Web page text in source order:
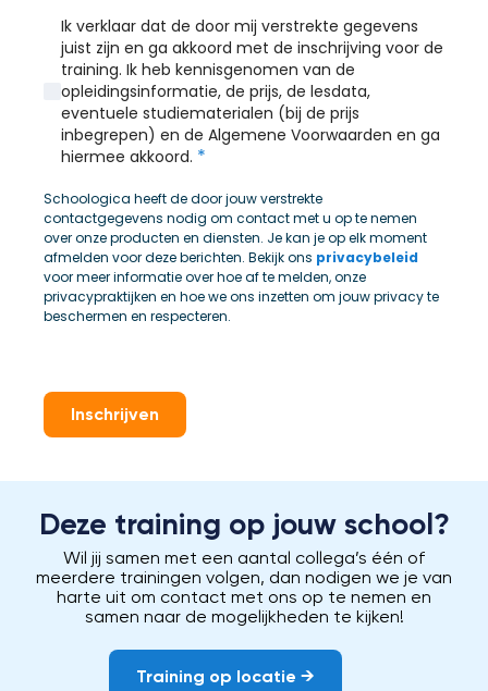
Ik verklaar dat de door mij verstrekte gegevens
juist zijn en ga akkoord met de inschrijving voor de
training. Ik heb kennisgenomen van de
opleidingsinformatie, de prijs, de lesdata,
eventuele studiematerialen (bij de prijs
inbegrepen) en de Algemene Voorwaarden en ga
hiermee akkoord. *
Schoologica heeft de door jouw verstrekte
contactgegevens nodig om contact met u op te nemen
over onze producten en diensten. Je kan je op elk moment
afmelden voor deze berichten. Bekijk ons privacybeleid
voor meer informatie over hoe af te melden, onze
privacypraktijken en hoe we ons inzetten om jouw privacy te
beschermen en respecteren.
Inschrijven
Deze training op jouw school?
Wil jij samen met een aantal collega’s één of
meerdere trainingen volgen, dan nodigen we je van
harte uit om contact met ons op te nemen en
samen naar de mogelijkheden te kijken!
Training op locatie →